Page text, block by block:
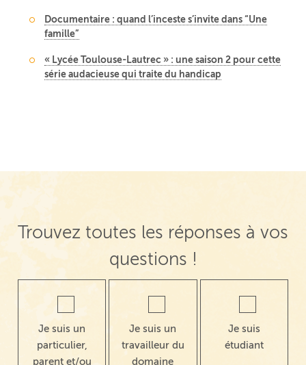
Documentaire : quand l’inceste s’invite dans “Une
famille”
« Lycée Toulouse-Lautrec » : une saison 2 pour cette
série audacieuse qui traite du handicap
Trouvez toutes les réponses à vos
questions !
Je suis un
particulier,
parent et/ou
Je suis un
travailleur du
domaine
Je suis
étudiant